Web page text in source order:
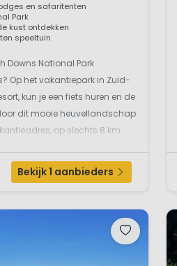
en safaritenten
Park
kust ontdekken
speeltuin
Downs National Park
Op het vakantiepark in Zuid-
kun je een fiets huren en de
dit mooie heuvellandschap
op slechts 8 km
En wil je een Engelse ...
Bekijk 1 aanbieders